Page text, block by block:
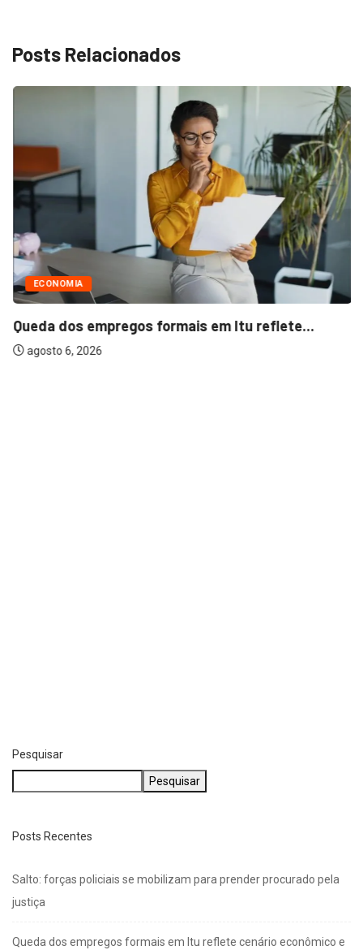
Posts Relacionados
ECONOMIA
Queda dos empregos formais em Itu reflete...
agosto 6, 2026
Pesquisar
Pesquisar
Posts Recentes
Salto: forças policiais se mobilizam para prender procurado pela
justiça
Queda dos empregos formais em Itu reflete cenário econômico e